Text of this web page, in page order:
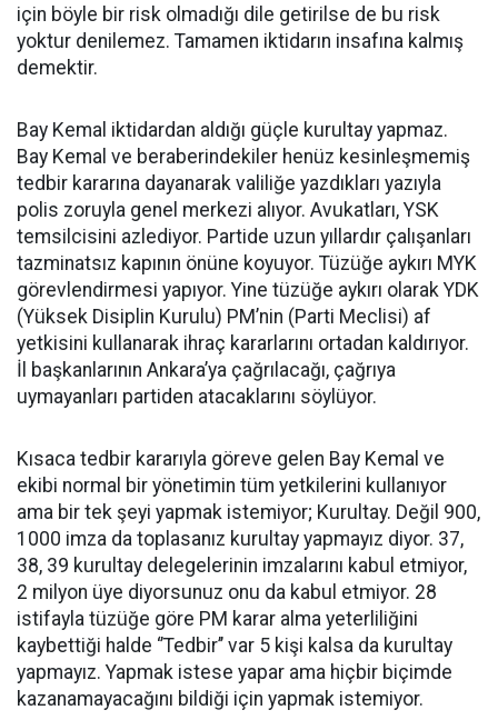
için böyle bir risk olmadığı dile getirilse de bu risk
yoktur denilemez. Tamamen iktidarın insafına kalmış
demektir.
Bay Kemal iktidardan aldığı güçle kurultay yapmaz.
Bay Kemal ve beraberindekiler henüz kesinleşmemiş
tedbir kararına dayanarak valiliğe yazdıkları yazıyla
polis zoruyla genel merkezi alıyor. Avukatları, YSK
temsilcisini azlediyor. Partide uzun yıllardır çalışanları
tazminatsız kapının önüne koyuyor. Tüzüğe aykırı MYK
görevlendirmesi yapıyor. Yine tüzüğe aykırı olarak YDK
(Yüksek Disiplin Kurulu) PM’nin (Parti Meclisi) af
yetkisini kullanarak ihraç kararlarını ortadan kaldırıyor.
İl başkanlarının Ankara’ya çağrılacağı, çağrıya
uymayanları partiden atacaklarını söylüyor.
Kısaca tedbir kararıyla göreve gelen Bay Kemal ve
ekibi normal bir yönetimin tüm yetkilerini kullanıyor
ama bir tek şeyi yapmak istemiyor; Kurultay. Değil 900,
1000 imza da toplasanız kurultay yapmayız diyor. 37,
38, 39 kurultay delegelerinin imzalarını kabul etmiyor,
2 milyon üye diyorsunuz onu da kabul etmiyor. 28
istifayla tüzüğe göre PM karar alma yeterliliğini
kaybettiği halde ‘’Tedbir’’ var 5 kişi kalsa da kurultay
yapmayız. Yapmak istese yapar ama hiçbir biçimde
kazanamayacağını bildiği için yapmak istemiyor.